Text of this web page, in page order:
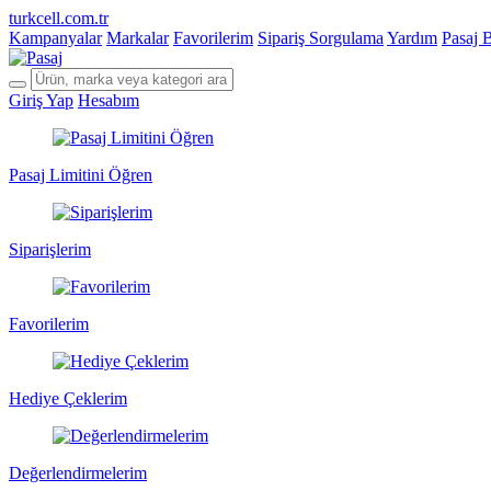
turkcell.com.tr
Kampanyalar Markalar Favorilerim Sipariş Sorgulama Yardım Pasaj
Giriş Yap Hesabım
Pasaj Limitini Öğren
Siparişlerim
Favorilerim
Hediye Çeklerim
Değerlendirmelerim